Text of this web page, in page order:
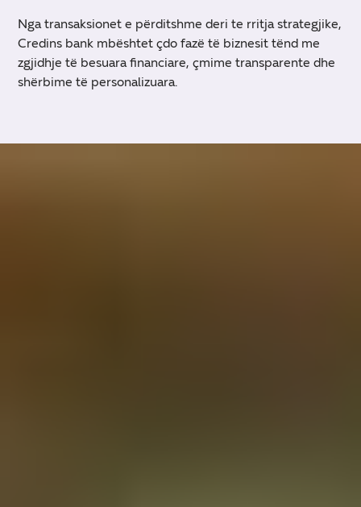
Nga transaksionet e përditshme deri te rritja strategjike,
Credins bank mbështet çdo fazë të biznesit tënd me
zgjidhje të besuara financiare, çmime transparente dhe
shërbime të personalizuara.